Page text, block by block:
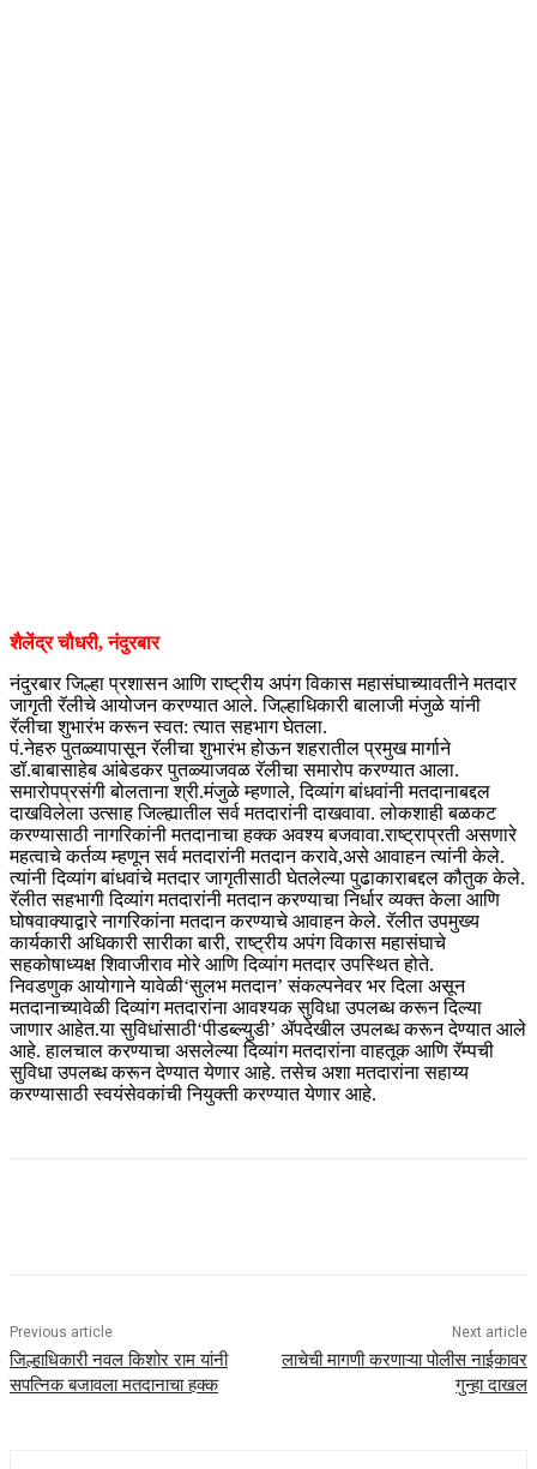
शैलेंद्र चौधरी, नंदुरबार
नंदुरबार जिल्हा प्रशासन आणि राष्ट्रीय अपंग विकास महासंघाच्यावतीने मतदार
जागृती रॅलीचे आयोजन करण्यात आले. जिल्हाधिकारी बालाजी मंजुळे यांनी
रॅलीचा शुभारंभ करून स्वत: त्यात सहभाग घेतला.
पं.नेहरु पुतळ्यापासून रॅलीचा शुभारंभ होऊन शहरातील प्रमुख मार्गाने
डॉ.बाबासाहेब आंबेडकर पुतळ्याजवळ रॅलीचा समारोप करण्यात आला.
समारोपप्रसंगी बोलताना श्री.मंजुळे म्हणाले, दिव्यांग बांधवांनी मतदानाबद्दल
दाखविलेला उत्साह जिल्ह्यातील सर्व मतदारांनी दाखवावा. लोकशाही बळकट
करण्यासाठी नागरिकांनी मतदानाचा हक्क अवश्य बजवावा.राष्ट्राप्रती असणारे
महत्वाचे कर्तव्य म्हणून सर्व मतदारांनी मतदान करावे,असे आवाहन त्यांनी केले.
त्यांनी दिव्यांग बांधवांचे मतदार जागृतीसाठी घेतलेल्या पुढाकाराबद्दल कौतुक केले.
रॅलीत सहभागी दिव्यांग मतदारांनी मतदान करण्याचा निर्धार व्यक्त केला आणि
घोषवाक्याद्वारे नागरिकांना मतदान करण्याचे आवाहन केले. रॅलीत उपमुख्य
कार्यकारी अधिकारी सारीका बारी, राष्ट्रीय अपंग विकास महासंघाचे
सहकोषाध्यक्ष शिवाजीराव मोरे आणि दिव्यांग मतदार उपस्थित होते.
निवडणुक आयोगाने यावेळी‘सुलभ मतदान’ संकल्पनेवर भर दिला असून
मतदानाच्यावेळी दिव्यांग मतदारांना आवश्यक सुविधा उपलब्ध करून दिल्या
जाणार आहेत.या सुविधांसाठी‘पीडब्ल्युडी’ ॲपदेखील उपलब्ध करून देण्यात आले
आहे. हालचाल करण्याचा असलेल्या दिव्यांग मतदारांना वाहतूक आणि रॅम्पची
सुविधा उपलब्ध करून देण्यात येणार आहे. तसेच अशा मतदारांना सहाय्य
करण्यासाठी स्वयंसेवकांची नियुक्ती करण्यात येणार आहे.
Previous article
जिल्हाधिकारी नवल किशोर राम यांनी
सपत्निक बजावला मतदानाचा हक्क
Next article
लाचेची मागणी करणाऱ्या पोलीस नाईकावर
गुन्हा दाखल